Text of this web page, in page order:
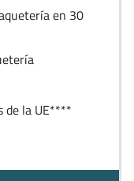
en 30
de la UE****